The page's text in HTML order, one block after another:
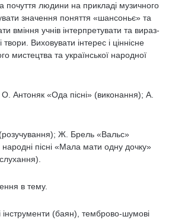
почуття людини на прикладі музичного
значення поняття «шансоньє» та
вміння учнів інтерпретувати та вираз­
Виховувати інтер­ес і ціннісне
мистецтва та української народної
О. Антоняк «Ода пісні» (виконання); А.
(розучування); Ж. Брель «Вальс»
народні пісні «Мала мати одну дочку»
в тему.
інструменти (баян), темброво-шумові